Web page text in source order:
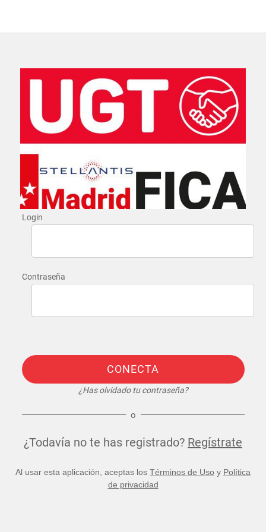
Login
Contraseña
CONECTA
¿Has olvidado tu contraseña?
o
¿Todavía no te has registrado? Regístrate
Al usar esta aplicación, aceptas los Términos de Uso y Política
de privacidad